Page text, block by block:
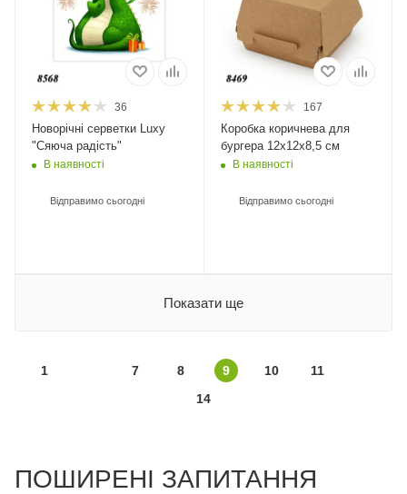
36
Новорічні серветки Luxy
"Сяюча радість"
В наявності
Відправимо сьогодні
167
Коробка коричнева для
бургера 12х12х8,5 см
В наявності
Відправимо сьогодні
Показати ще
1 7 8 9 10
11
14
ПОШИРЕНІ ЗАПИТАННЯ